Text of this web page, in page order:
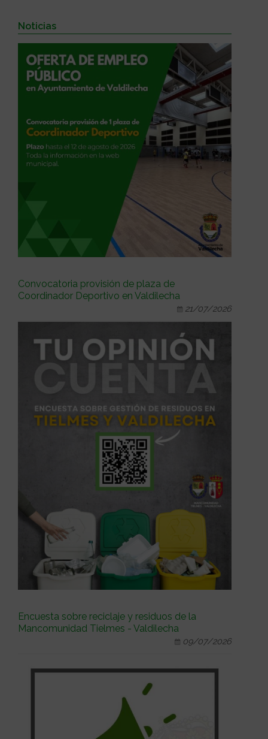
Noticias
Convocatoria provisión de plaza de
Coordinador Deportivo en Valdilecha
21/07/2026
Encuesta sobre reciclaje y residuos de la
Mancomunidad Tielmes - Valdilecha
09/07/2026